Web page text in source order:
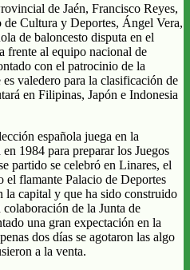
de Jaén, Francisco Reyes,
Cultura y Deportes, Ángel Vera,
de baloncesto disputa en el
frente al equipo nacional de
con el patrocinio de la
valedero para la clasificación de
en Filipinas, Japón e Indonesia
española juega en la
1984 para preparar los Juegos
partido se celebró en Linares, el
el flamante Palacio de Deportes
la capital y que ha sido construido
de la Junta de
una gran expectación en la
dos días se agotaron las algo
a la venta.